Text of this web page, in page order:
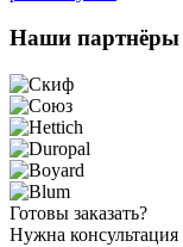
Наши партнёры
Готовы заказать?
Нужна